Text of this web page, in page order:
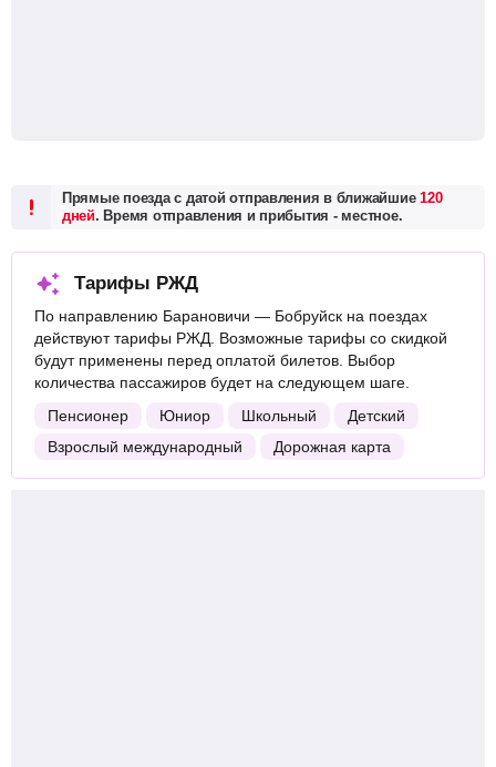
Прямые поезда с датой отправления в ближайшие120
дней. Время отправления и прибытия - местное.
Тарифы РЖД
По направлению Барановичи — Бобруйск на поездах
действуют тарифы РЖД. Возможные тарифы со скидкой
будут применены перед оплатой билетов. Выбор
количества пассажиров будет на следующем шаге.
Пенсионер
Юниор Школьный
Детский
Взрослый международный
Дорожная карта